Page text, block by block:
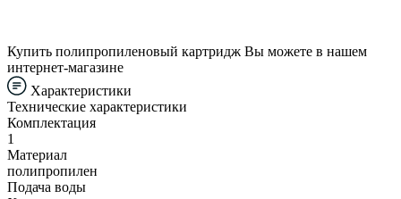
Купить полипропиленовый картридж Вы можете в нашем
интернет-магазине
Характеристики
Технические характеристики
Комплектация
1
Материал
полипропилен
Подача воды